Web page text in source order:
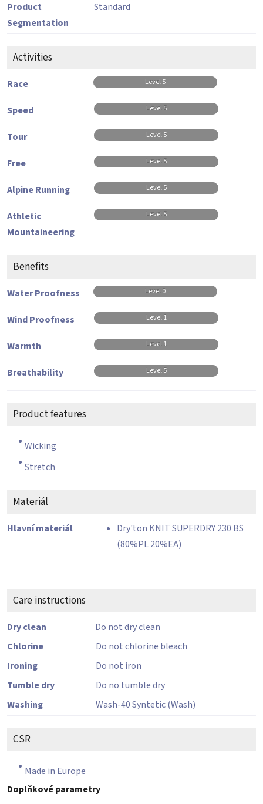
Product
Segmentation
Standard
Activities
Race Level 5
Speed Level 5
Tour Level 5
Free Level 5
Alpine Running Level 5
Athletic
Mountaineering
Level 5
Benefits
Water Proofness Level 0
Wind Proofness Level 1
Warmth Level 1
Breathability Level 5
Product features
Wicking
Stretch
Materiál
Hlavní materiál
Dry'ton KNIT SUPERDRY 230 BS
(80%PL 20%EA)
Care instructions
Dry clean
Do not dry clean
Chlorine
Do not chlorine bleach
Ironing
Do not iron
Tumble dry
Do no tumble dry
Washing
Wash-40 Syntetic (Wash)
CSR
Made in Europe
Doplňkové parametry